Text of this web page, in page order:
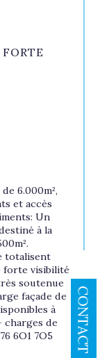
CONTACT
6.000m²,
et accès
Un
à la
totalisent
forte visibilité
soutenue
façade de
à
charges de
6O1 7O5